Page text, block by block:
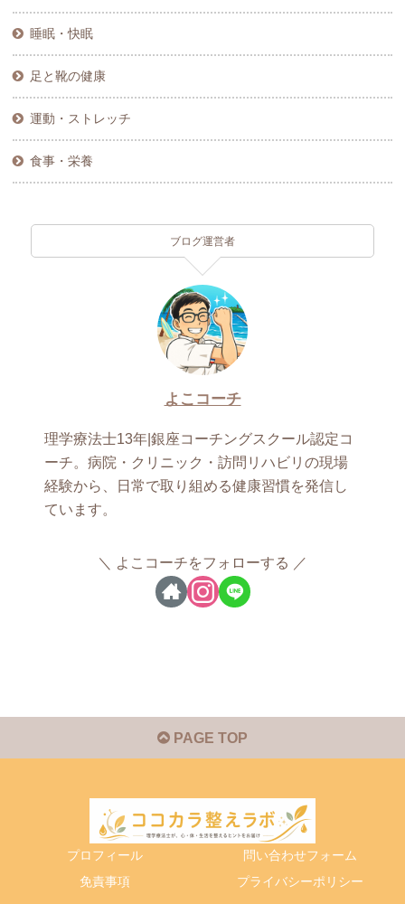
睡眠・快眠
足と靴の健康
運動・ストレッチ
食事・栄養
ブログ運営者
よこコーチ
理学療法士13年|銀座コーチングスクール認定コ
ーチ。病院・クリニック・訪問リハビリの現場
経験から、日常で取り組める健康習慣を発信し
ています。
よこコーチをフォローする
PAGE TOP
プロフィール
問い合わせフォーム
免責事項
プライバシーポリシー